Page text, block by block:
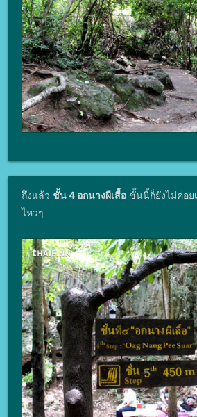
ถึงแล้ว ชั้น 4 อกนางผีเสื้อชั้นนี้ก็ยังไม่ค่อย
ไหวๆ